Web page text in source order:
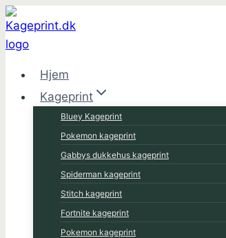
Fortsæt
til
indhold
Hjem
Kageprint
Bluey Kageprint
Pokemon kageprint
Gabbys dukkehus kageprint
Spiderman kageprint
Stitch kageprint
Fortnite kageprint
Pokemon kageprint